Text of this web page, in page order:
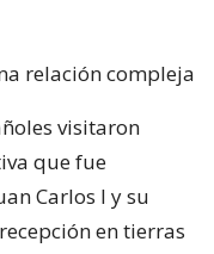
relación compleja
visitaron
que fue
Carlos I y su
en tierras